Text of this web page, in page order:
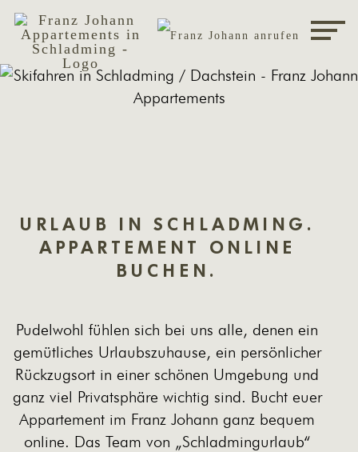
URLAUB IN SCHLADMING.
APPARTEMENT ONLINE
BUCHEN.
Pudelwohl fühlen sich bei uns alle, denen ein
gemütliches Urlaubszuhause, ein persönlicher
Rückzugsort in einer schönen Umgebung und
ganz viel Privatsphäre wichtig sind. Bucht euer
Appartement im Franz Johann ganz bequem
online. Das Team von „Schladmingurlaub“